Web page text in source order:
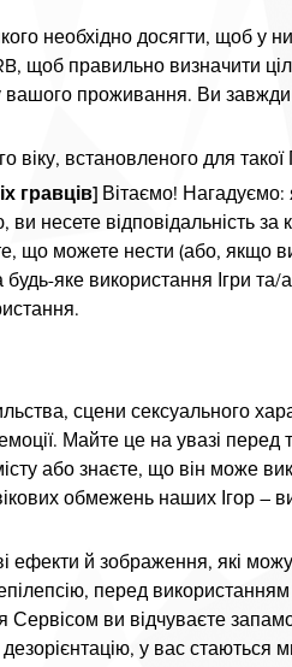
необхідно досягти, щоб у
щоб правильно визначити
вашого проживання. Ви
встановленого для такої
гравців] Вітаємо!
несете відповідальність
що можете нести (або, якщо
яке використання Ігри
сцени сексуального
Майте це на увазі перед
або знаєте, що він може
обмежень наших Ігор –
ефекти й зображення, які
перед використанням
Сервісом ви відчуваєте
у вас стаються